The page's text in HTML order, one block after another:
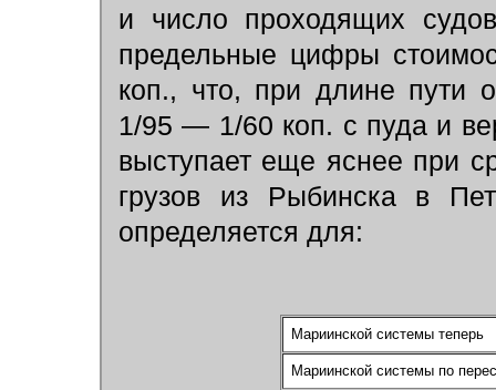
и число проходящих
предельные цифры
коп., что, при длине пути
1/95 — 1/60 коп. с пуда и
выступает еще яснее при
грузов из Рыбинска в
определяется для:
Мариинской системы теперь
Мариинской системы по